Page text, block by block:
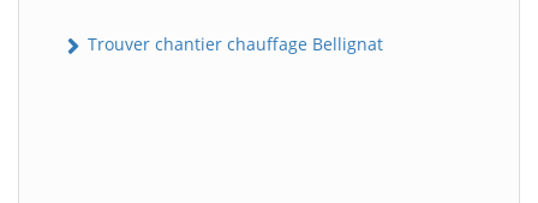
Trouver chantier chauffage Bellignat